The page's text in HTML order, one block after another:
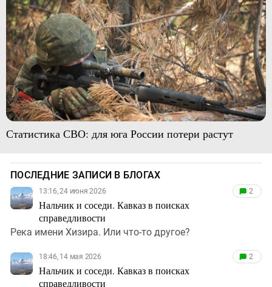
Статистика СВО: для юга России потери растут
ПОСЛЕДНИЕ ЗАПИСИ В БЛОГАХ
13:16, 24 июня 2026
Нальчик и соседи. Кавказ в поисках
справедливости
2
Река имени Хизира. Или что-то другое?
18:46, 14 мая 2026
Нальчик и соседи. Кавказ в поисках
справедливости
2